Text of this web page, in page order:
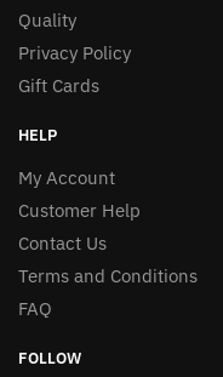
Quality
Privacy Policy
Gift Cards
HELP
My Account
Customer Help
Contact Us
Terms and Conditions
FAQ
FOLLOW